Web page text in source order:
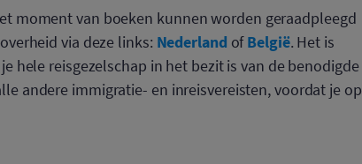
moment van boeken kunnen worden geraadpleegd
via deze links: Nederland ofBelgië. Het is
hele reisgezelschap in het bezit is van de benodigde
andere immigratie- en inreisvereisten, voordat je op